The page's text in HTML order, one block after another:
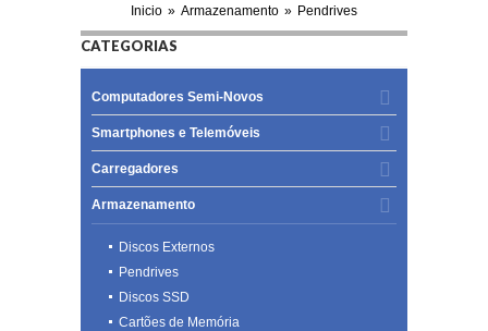
Inicio » Armazenamento » Pendrives
CATEGORIAS
Computadores Semi-Novos
Smartphones e Telemóveis
Carregadores
Armazenamento
Discos Externos
Pendrives
Discos SSD
Cartões de Memória